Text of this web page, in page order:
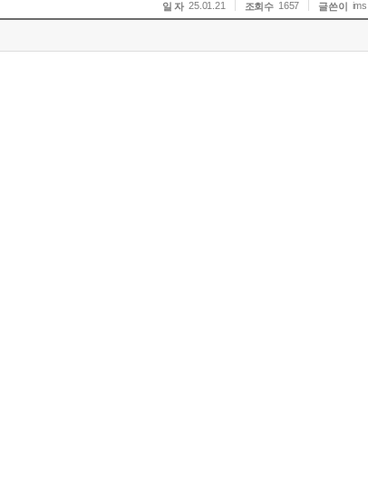
일 자 25.01.21 조회수 1657 글쓴이 ims